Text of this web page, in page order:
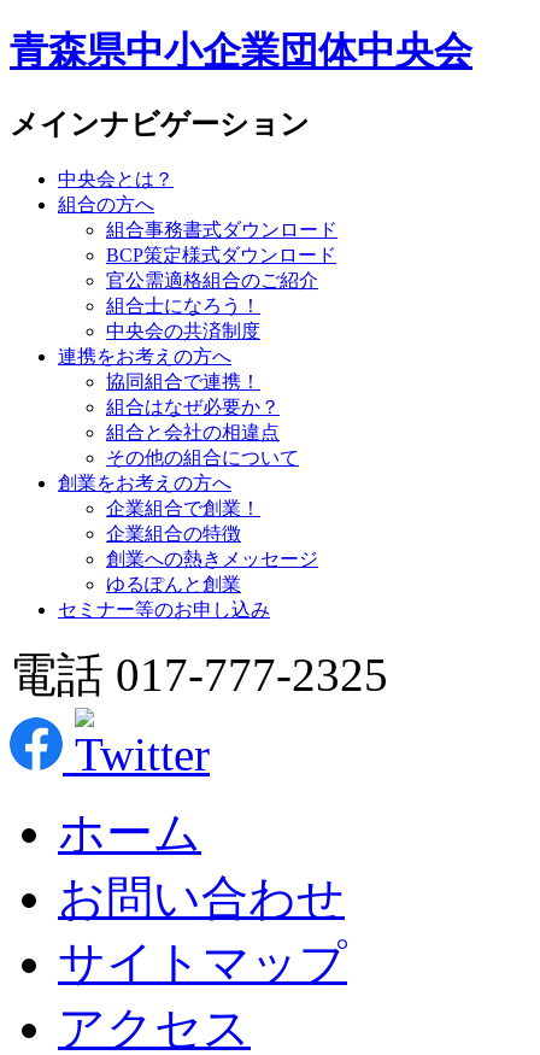
青森県中小企業団体中央会
メインナビゲーション
中央会とは？
組合の方へ
組合事務書式ダウンロード
BCP策定様式ダウンロード
官公需適格組合のご紹介
組合士になろう！
中央会の共済制度
連携をお考えの方へ
協同組合で連携！
組合はなぜ必要か？
組合と会社の相違点
その他の組合について
創業をお考えの方へ
企業組合で創業！
企業組合の特徴
創業への熱きメッセージ
ゆるぽんと創業
セミナー等のお申し込み
電話 017-777-2325
ホーム
お問い合わせ
サイトマップ
アクセス